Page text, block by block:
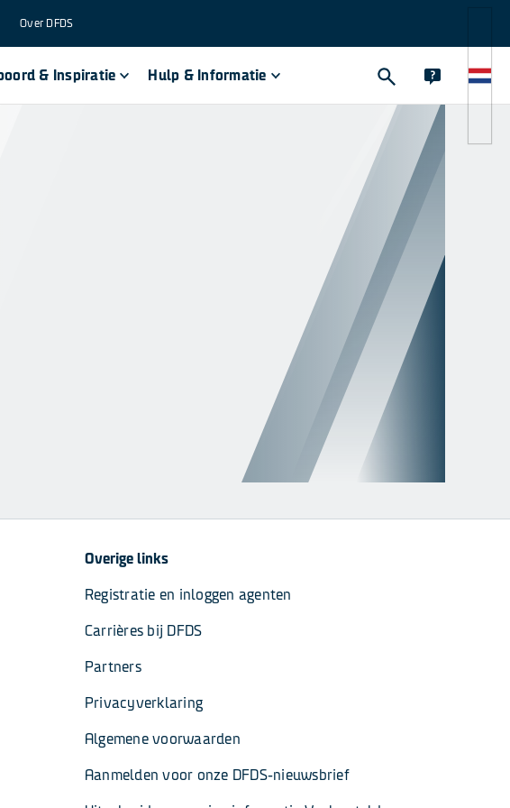
Over DFDS
& Inspiratie Hulp & Informatie
Overige links
Registratie en inloggen agenten
Carrières bij DFDS
Partners
Privacyverklaring
Algemene voorwaarden
Aanmelden voor onze DFDS-nieuwsbrief